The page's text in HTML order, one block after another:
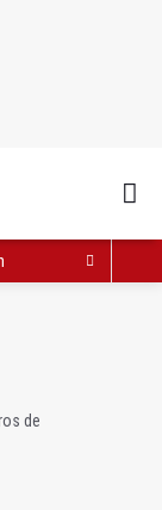
de Trompa y Piano
de